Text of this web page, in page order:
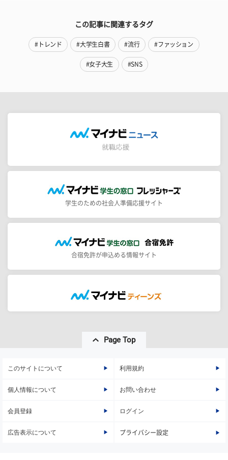
この記事に関連するタグ
#トレンド #大学生白書 #流行 #ファッション
#女子大生 #SNS
学生のための社会人準備応援サイト
合宿免許が申込める情報サイト
Page Top
このサイトについて 利用規約
個人情報について お問い合わせ
会員登録 ログイン
広告表示について プライバシー設定